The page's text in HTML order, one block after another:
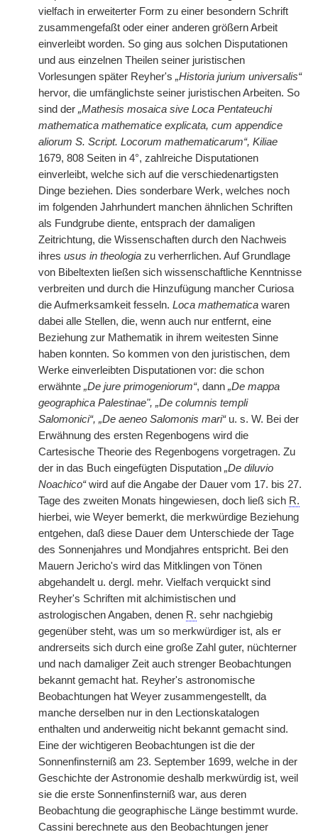
vielfach in erweiterter Form zu einer besondern Schrift
zusammengefaßt oder einer anderen größern Arbeit
einverleibt worden. So ging aus solchen Disputationen
und aus einzelnen Theilen seiner juristischen
Vorlesungen später Reyher's „Historia jurium universalis“
hervor, die umfänglichste seiner juristischen Arbeiten. So
sind der „Mathesis mosaica sive Loca Pentateuchi
mathematica mathematice explicata, cum appendice
aliorum S. Script. Locorum mathematicarum“, Kiliae
1679, 808 Seiten in 4°, zahlreiche Disputationen
einverleibt, welche sich auf die verschiedenartigsten
Dinge beziehen. Dies sonderbare Werk, welches noch
im folgenden Jahrhundert manchen ähnlichen Schriften
als Fundgrube diente, entsprach der damaligen
Zeitrichtung, die Wissenschaften durch den Nachweis
ihres usus in theologia zu verherrlichen. Auf Grundlage
von Bibeltexten ließen sich wissenschaftliche Kenntnisse
verbreiten und durch die Hinzufügung mancher Curiosa
die Aufmerksamkeit fesseln. Loca mathematica waren
dabei alle Stellen, die, wenn auch nur entfernt, eine
Beziehung zur Mathematik in ihrem weitesten Sinne
haben konnten. So kommen von den juristischen, dem
Werke einverleibten Disputationen vor: die schon
erwähnte „De jure primogeniorum“, dann „De mappa
geographica Palestinae", „De columnis templi
Salomonici“, „De aeneo Salomonis mari“u. s. W. Bei der
Erwähnung des ersten Regenbogens wird die
Cartesische Theorie des Regenbogens vorgetragen. Zu
der in das Buch eingefügten Disputation „De diluvio
Noachico“wird auf die Angabe der Dauer vom 17. bis 27.
Tage des zweiten Monats hingewiesen, doch ließ sich R.
hierbei, wie Weyer bemerkt, die merkwürdige Beziehung
entgehen, daß diese Dauer dem Unterschiede der Tage
des Sonnenjahres und Mondjahres entspricht. Bei den
Mauern Jericho's wird das Mitklingen von Tönen
abgehandelt u. dergl. mehr. Vielfach verquickt sind
Reyher's Schriften mit alchimistischen und
astrologischen Angaben, denen R. sehr nachgiebig
gegenüber steht, was um so merkwürdiger ist, als er
andrerseits sich durch eine große Zahl guter, nüchterner
und nach damaliger Zeit auch strenger Beobachtungen
bekannt gemacht hat. Reyher's astronomische
Beobachtungen hat Weyer zusammengestellt, da
manche derselben nur in den Lectionskatalogen
enthalten und anderweitig nicht bekannt gemacht sind.
Eine der wichtigeren Beobachtungen ist die der
Sonnenfinsterniß am 23. September 1699, welche in der
Geschichte der Astronomie deshalb merkwürdig ist, weil
sie die erste Sonnenfinsterniß war, aus deren
Beobachtung die geographische Länge bestimmt wurde.
Cassini berechnete aus den Beobachtungen jener